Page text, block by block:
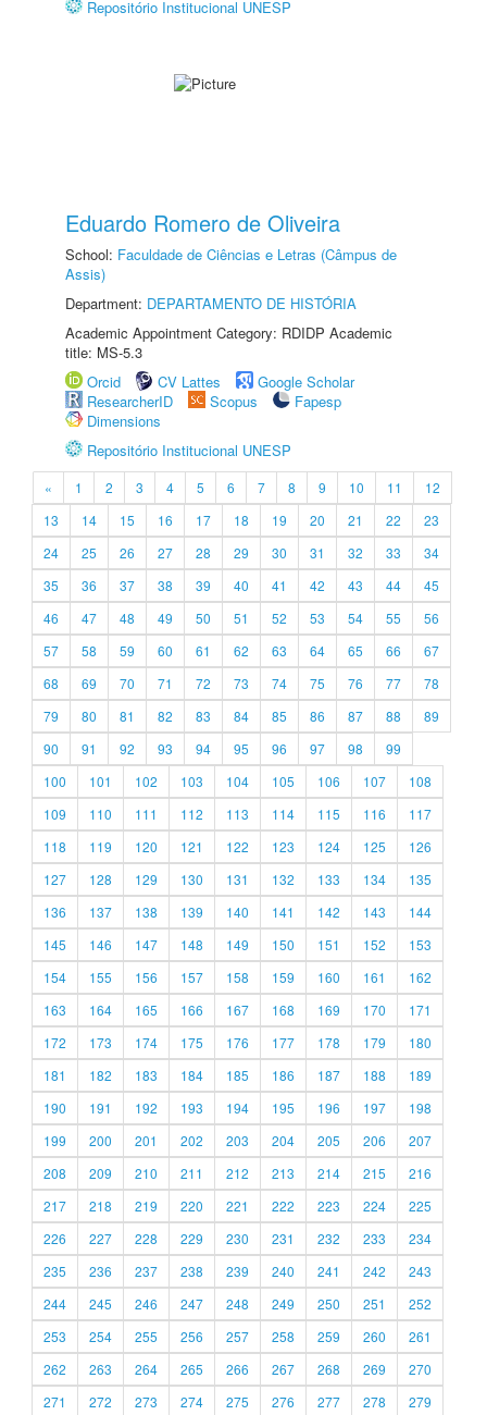
Repositório Institucional UNESP
Eduardo Romero de Oliveira
School: Faculdade de Ciências e Letras (Câmpus de
Assis)
Department: DEPARTAMENTO DE HISTÓRIA
Academic Appointment Category: RDIDP Academic
title: MS-5.3
Orcid
CV Lattes
Google Scholar
ResearcherID
Scopus
Fapesp
Dimensions
Repositório Institucional UNESP
« 1 2 3 4 5 6 7 8 9 10 11
12
13
14 15 16 17 18 19 20 21 22
23
24
25 26 27 28 29 30 31 32 33
34
35
36 37 38 39 40 41 42 43 44
45
46
47 48 49 50 51 52 53 54 55
56
57
58 59 60 61 62 63 64 65 66
67
68
69 70 71 72 73 74 75 76 77
78
79
80 81 82 83 84 85 86 87 88
89
90
91 92 93 94 95 96 97 98
99
100
101 102 103 104 105 106 107
108
109
110 111 112 113 114 115 116
117
118
119 120 121 122 123 124 125
126
127
128 129 130 131 132 133 134
135
136
137 138 139 140 141 142 143
144
145
146 147 148 149 150 151 152
153
154
155 156 157 158 159 160 161
162
163
164 165 166 167 168 169 170
171
172
173 174 175 176 177 178 179
180
181
182 183 184 185 186 187 188
189
190
191 192 193 194 195 196 197
198
199
200 201 202 203 204 205 206
207
208
209 210 211 212 213 214 215
216
217
218 219 220 221 222 223 224
225
226
227 228 229 230 231 232 233
234
235
236 237 238 239 240 241 242
243
244
245 246 247 248 249 250 251
252
253
254 255 256 257 258 259 260
261
262
263 264 265 266 267 268 269
270
271
272 273 274 275 276 277 278 279